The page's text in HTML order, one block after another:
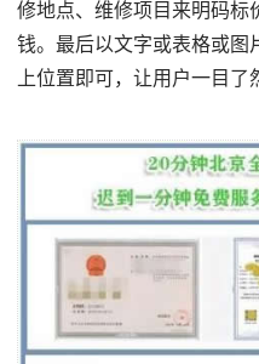
修地点、维修项目来明码标
钱。最后以文字或表格或图
上位置即可，让用户一目了